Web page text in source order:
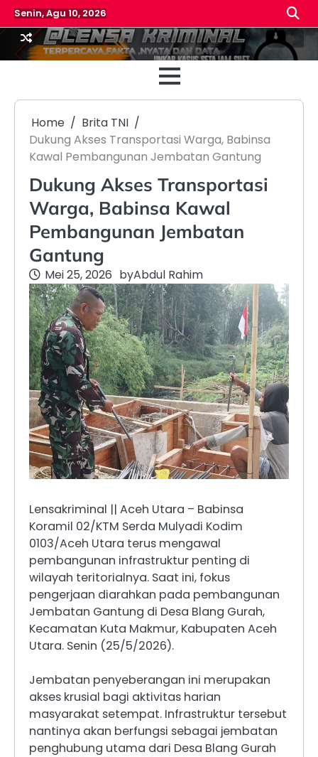
Skip
to
content
Senin, Agu 10, 2026
Beranda
Home
Brita TNI
Dukung Akses Transportasi Warga, Babinsa
Kawal Pembangunan Jembatan Gantung
Dukung Akses Transportasi
Warga, Babinsa Kawal
Pembangunan Jembatan
Gantung
Mei 25, 2026 byAbdul Rahim
Lensakriminal || Aceh Utara – Babinsa
Koramil 02/KTM Serda Mulyadi Kodim
0103/Aceh Utara terus mengawal
pembangunan infrastruktur penting di
wilayah teritorialnya. Saat ini, fokus
pengerjaan diarahkan pada pembangunan
Jembatan Gantung di Desa Blang Gurah,
Kecamatan Kuta Makmur, Kabupaten Aceh
Utara. Senin (25/5/2026).
Jembatan penyeberangan ini merupakan
akses krusial bagi aktivitas harian
masyarakat setempat. Infrastruktur tersebut
nantinya akan berfungsi sebagai jembatan
penghubung utama dari Desa Blang Gurah